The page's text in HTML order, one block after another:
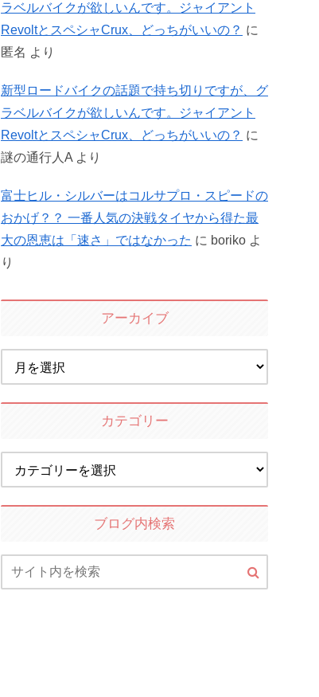
ラベルバイクが欲しいんです。ジャイアント
RevoltとスペシャCrux、どっちがいいの？ に
匿名 より
新型ロードバイクの話題で持ち切りですが、グ
ラベルバイクが欲しいんです。ジャイアント
RevoltとスペシャCrux、どっちがいいの？ に
謎の通行人A より
富士ヒル・シルバーはコルサプロ・スピードの
おかげ？？ 一番人気の決戦タイヤから得た最
大の恩恵は「速さ」ではなかった に boriko よ
り
アーカイブ
カテゴリー
ブログ内検索